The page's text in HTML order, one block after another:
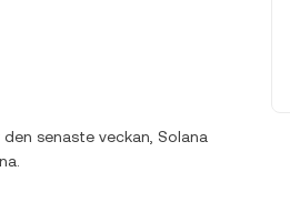
senaste veckan, Solana